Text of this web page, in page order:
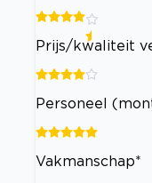
Prijs/kwaliteit
Personeel
Vakmanschap*